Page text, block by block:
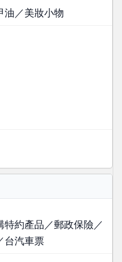
油／美妝小物
約產品／郵政保險／
台汽車票